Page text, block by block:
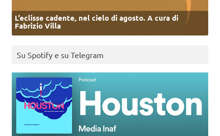
L’eclisse cadente, nel cielo di agosto. A cura di
Fabrizio Villa
Su Spotify e su Telegram